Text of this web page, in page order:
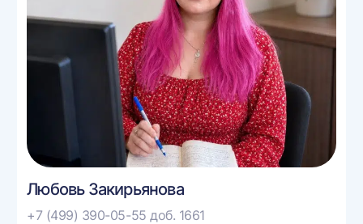
Любовь Закирьянова
+7 (499) 390-05-55 доб. 1661